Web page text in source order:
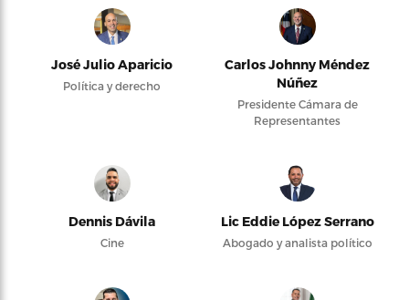
José Julio Aparicio
Política y derecho
Carlos Johnny Méndez
Núñez
Presidente Cámara de
Representantes
Dennis Dávila
Cine
Lic Eddie López Serrano
Abogado y analista político